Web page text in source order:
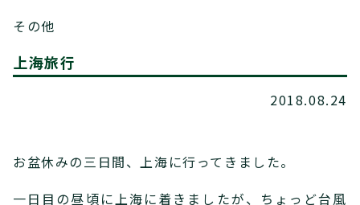
その他
上海旅行
2018.08.24
お盆休みの三日間、上海に行ってきました。
一日目の昼頃に上海に着きましたが、ちょっど台風